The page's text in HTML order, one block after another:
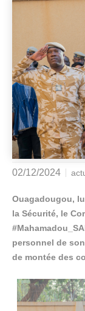
02/12/2024
Ouagadougou,
la Sécurité, le
personnel de
de montée des